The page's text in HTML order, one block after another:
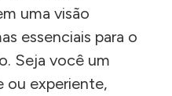
uma visão
essenciais para o
Seja você um
ou experiente,